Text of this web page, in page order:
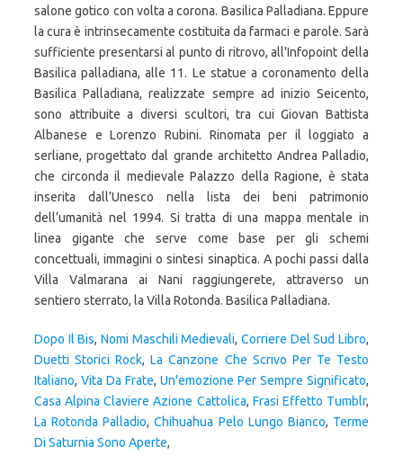
salone gotico con volta a corona. Basilica Palladiana. Eppure
la cura è intrinsecamente costituita da farmaci e parole. Sarà
sufficiente presentarsi al punto di ritrovo, all'Infopoint della
Basilica palladiana, alle 11. Le statue a coronamento della
Basilica Palladiana, realizzate sempre ad inizio Seicento,
sono attribuite a diversi scultori, tra cui Giovan Battista
Albanese e Lorenzo Rubini. Rinomata per il loggiato a
serliane, progettato dal grande architetto Andrea Palladio,
che circonda il medievale Palazzo della Ragione, è stata
inserita dall’Unesco nella lista dei beni patrimonio
dell’umanità nel 1994. Si tratta di una mappa mentale in
linea gigante che serve come base per gli schemi
concettuali, immagini o sintesi sinaptica. A pochi passi dalla
Villa Valmarana ai Nani raggiungerete, attraverso un
sentiero sterrato, la Villa Rotonda. Basilica Palladiana.
Dopo Il Bis,Nomi Maschili Medievali,Corriere Del Sud Libro,
Duetti Storici Rock,La Canzone Che Scrivo Per Te Testo
Italiano, Vita Da Frate, Un'emozione Per Sempre Significato,
Casa Alpina Claviere Azione Cattolica, Frasi Effetto Tumblr,
La Rotonda Palladio,Chihuahua Pelo Lungo Bianco, Terme
Di Saturnia Sono Aperte,